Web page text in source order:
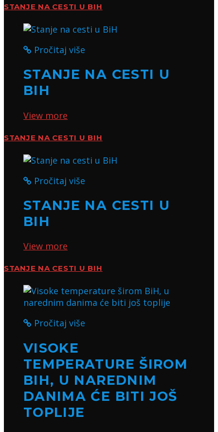
STANJE NA CESTI U BIH
Pročitaj više
STANJE NA CESTI U
BIH
View more
STANJE NA CESTI U BIH
Pročitaj više
STANJE NA CESTI U
BIH
View more
STANJE NA CESTI U BIH
Pročitaj više
VISOKE
TEMPERATURE ŠIROM
BIH, U NAREDNIM
DANIMA ĆE BITI JOŠ
TOPLIJE